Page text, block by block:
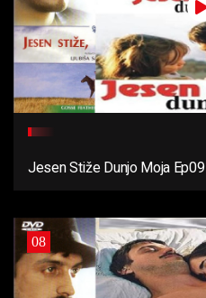
Jesen Stiže Dunjo Moja Ep09
08